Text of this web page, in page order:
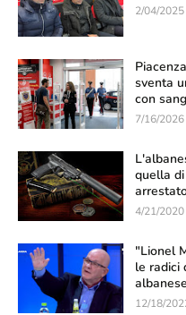
2/04/
sventa
con
7/16/
quella
4/21/
"Lionel
le radici
12/18/